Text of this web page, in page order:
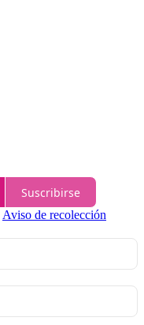
Suscribirse
Aviso de recolección